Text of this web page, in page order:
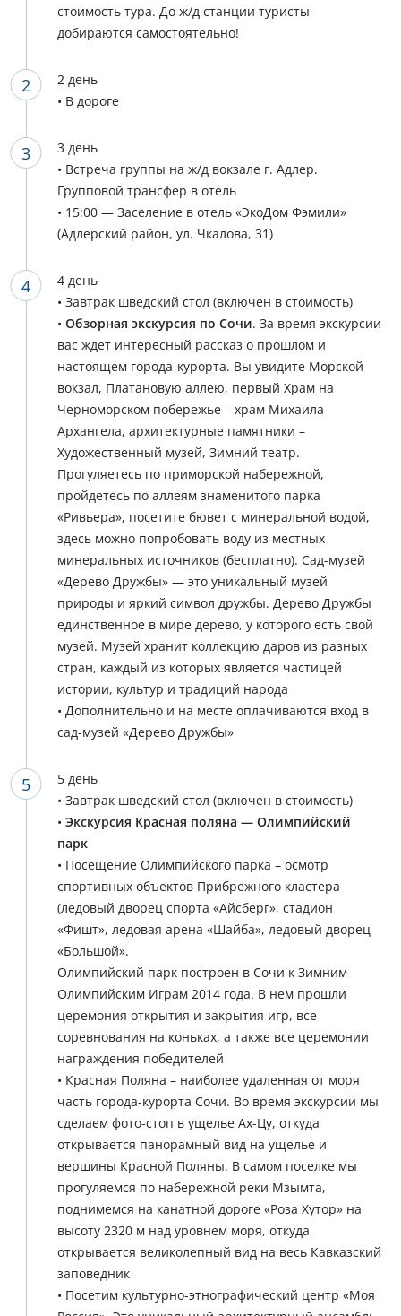
стоимость тура. До ж/д станции туристы
добираются самостоятельно!
2 день
• В дороге
3 день
• Встреча группы на ж/д вокзале г. Адлер.
Групповой трансфер в отель
• 15:00 — Заселение в отель «ЭкоДом Фэмили»
(Адлерский район, ул. Чкалова, 31)
4 день
• Завтрак шведский стол (включен в стоимость)
• Обзорная экскурсия по Сочи. За время экскурсии
вас ждет интересный рассказ о прошлом и
настоящем города-курорта. Вы увидите Морской
вокзал, Платановую аллею, первый Храм на
Черноморском побережье – храм Михаила
Архангела, архитектурные памятники –
Художественный музей, Зимний театр.
Прогуляетесь по приморской набережной,
пройдетесь по аллеям знаменитого парка
«Ривьера», посетите бювет с минеральной водой,
здесь можно попробовать воду из местных
минеральных источников (бесплатно). Сад-музей
«Дерево Дружбы» — это уникальный музей
природы и яркий символ дружбы. Дерево Дружбы
единственное в мире дерево, у которого есть свой
музей. Музей хранит коллекцию даров из разных
стран, каждый из которых является частицей
истории, культур и традиций народа
• Дополнительно и на месте оплачиваются вход в
сад-музей «Дерево Дружбы»
5 день
• Завтрак шведский стол (включен в стоимость)
• Экскурсия Красная поляна — Олимпийский
парк
• Посещение Олимпийского парка – осмотр
спортивных объектов Прибрежного кластера
(ледовый дворец спорта «Айсберг», стадион
«Фишт», ледовая арена «Шайба», ледовый дворец
«Большой».
Олимпийский парк построен в Сочи к Зимним
Олимпийским Играм 2014 года. В нем прошли
церемония открытия и закрытия игр, все
соревнования на коньках, а также все церемонии
награждения победителей
• Красная Поляна – наиболее удаленная от моря
часть города-курорта Сочи. Во время экскурсии мы
сделаем фото-стоп в ущелье Ах-Цу, откуда
открывается панорамный вид на ущелье и
вершины Красной Поляны. В самом поселке мы
прогуляемся по набережной реки Мзымта,
поднимемся на канатной дороге «Роза Хутор» на
высоту 2320 м над уровнем моря, откуда
открывается великолепный вид на весь Кавказский
заповедник
• Посетим культурно-этнографический центр «Моя